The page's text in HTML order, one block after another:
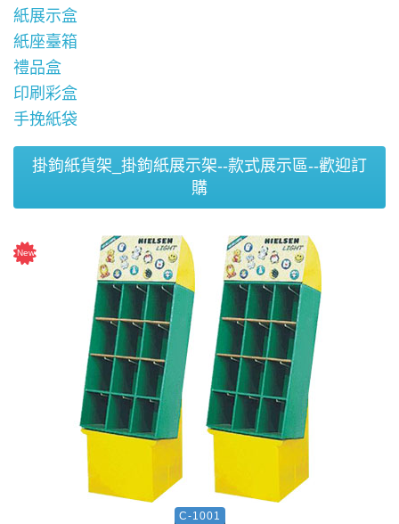
紙展示盒
紙座臺箱
禮品盒
印刷彩盒
手挽紙袋
掛鉤紙貨架_掛鉤紙展示架--款式展示區--歡迎訂
購
C-1001